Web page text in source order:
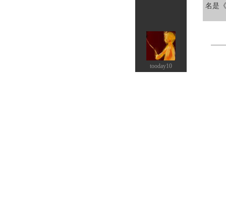
tooday10
名是